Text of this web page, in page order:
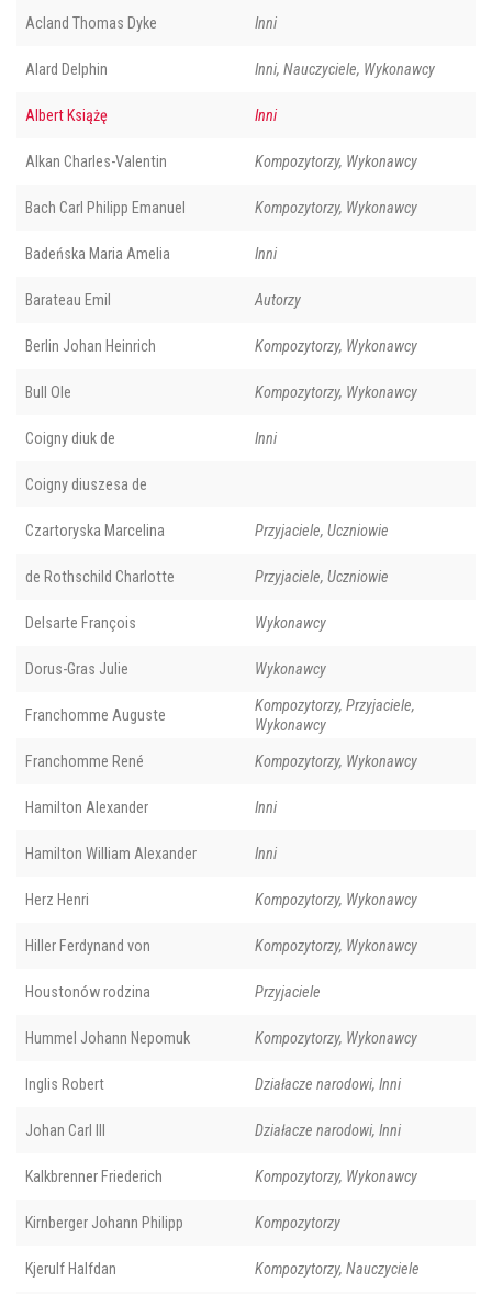
Acland Thomas Dyke Inni
Alard Delphin Inni, Nauczyciele, Wykonawcy
Albert Książę Inni
Alkan Charles-Valentin Kompozytorzy, Wykonawcy
Bach Carl Philipp Emanuel Kompozytorzy, Wykonawcy
Badeńska Maria Amelia Inni
Barateau Emil Autorzy
Berlin Johan Heinrich Kompozytorzy, Wykonawcy
Bull Ole Kompozytorzy, Wykonawcy
Coigny diuk de Inni
Coigny diuszesa de
Czartoryska Marcelina Przyjaciele, Uczniowie
de Rothschild Charlotte Przyjaciele, Uczniowie
Delsarte François Wykonawcy
Dorus-Gras Julie Wykonawcy
Franchomme Auguste
Kompozytorzy, Przyjaciele,
Wykonawcy
Franchomme René Kompozytorzy, Wykonawcy
Hamilton Alexander Inni
Hamilton William Alexander Inni
Herz Henri Kompozytorzy, Wykonawcy
Hiller Ferdynand von Kompozytorzy, Wykonawcy
Houstonów rodzina Przyjaciele
Hummel Johann Nepomuk Kompozytorzy, Wykonawcy
Inglis Robert Działacze narodowi, Inni
Johan Carl III Działacze narodowi, Inni
Kalkbrenner Friederich Kompozytorzy, Wykonawcy
Kirnberger Johann Philipp Kompozytorzy
Kjerulf Halfdan Kompozytorzy, Nauczyciele